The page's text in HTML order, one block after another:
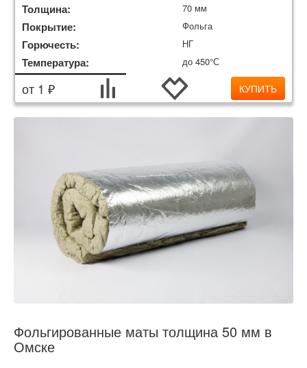
Толщина: 70 мм
Покрытие: Фольга
Горючесть: НГ
Температура: до 450°С
от 1 ₽ КУПИТЬ
Фольгированные маты толщина 50 мм в
Омске